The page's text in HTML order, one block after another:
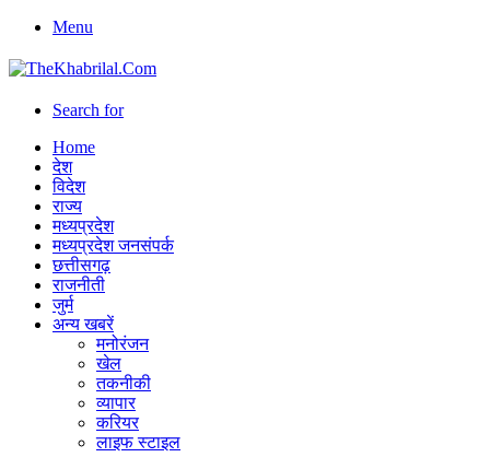
Menu
Search for
Home
देश
विदेश
राज्य
मध्यप्रदेश
मध्यप्रदेश जनसंपर्क
छत्तीसगढ़
राजनीती
जुर्म
अन्य खबरें
मनोरंजन
खेल
तकनीकी
व्यापार
करियर
लाइफ स्टाइल